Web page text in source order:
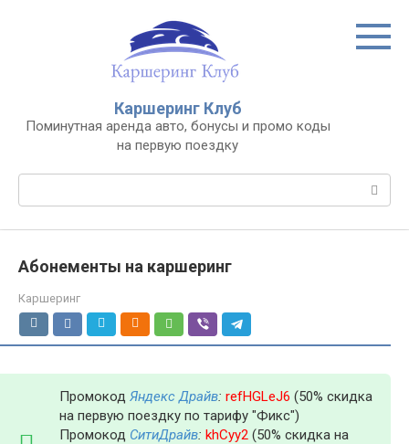
Каршеринг Клуб
Поминутная аренда авто, бонусы и промо коды
на первую поездку
Поиск:
Абонементы на каршеринг
Каршеринг
Промокод Яндекс Драйв: refHGLeJ6 (50% скидка
на первую поездку по тарифу "Фикс")
Промокод СитиДрайв: khCyy2 (50% скидка на